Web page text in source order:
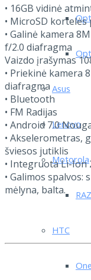
Asus
Lenovo
Motorola
HTC
• 16GB vidinė
• MicroSD kortelės
• Galinė kamera
f/2.0 diafragma
Vaizdo įrašymas
• Priekinė kamera
diafragma
• Bluetooth
• FM Radijas
• Android 7.0
• Akselerometras,
šviesos jutiklis
• Integruota Li-Ion
• Galimos
mėlyna, balta.